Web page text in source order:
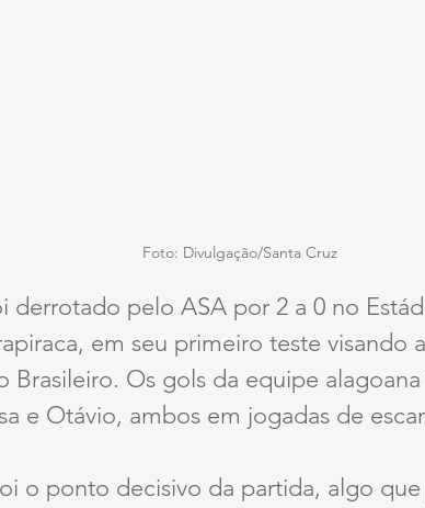
Foto: Divulgação/Santa Cruz
derrotado pelo ASA por 2 a 0 no
em seu primeiro teste visando
Brasileiro. Os gols da equipe
e Otávio, ambos em jogadas de
o ponto decisivo da partida, algo